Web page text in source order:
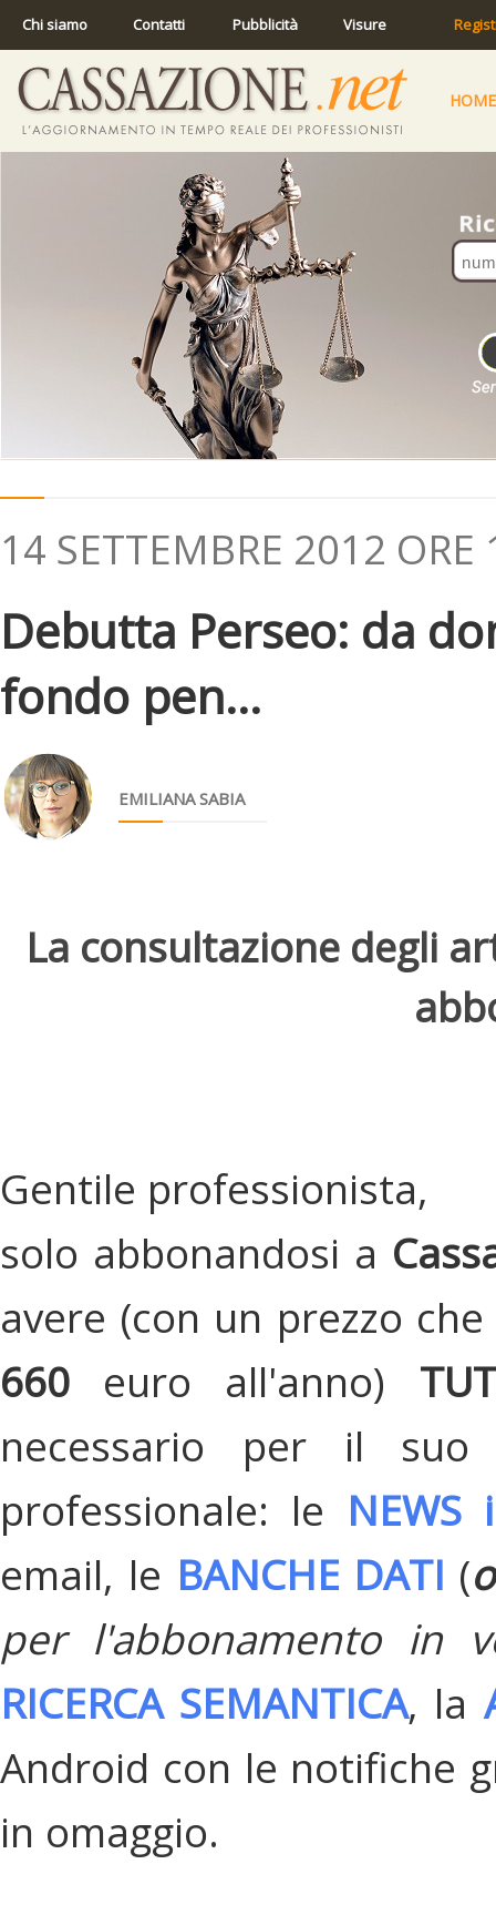
Chi siamo Contatti Pubblicità Visure
HOME
14 SETTEMBRE 2012 ORE
Debutta Perseo: da
fondo pen...
EMILIANA SABIA
La consultazione degli
Gentile professionista,
solo abbonandosi a
avere (con un prezzo
660 euro all'anno)
necessario per il suo
professionale: le
email, le BANCHE DATI (
per l'abbonamento in
RICERCA SEMANTICA, la
Android con le notifiche
in omaggio.